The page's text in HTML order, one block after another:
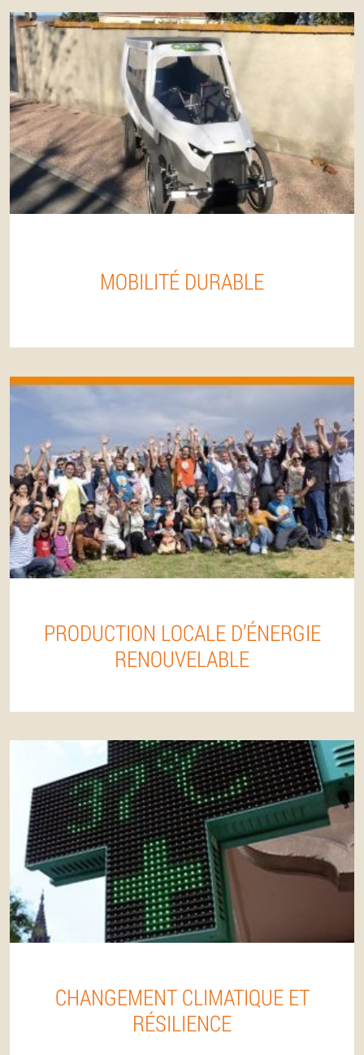
MOBILITÉ DURABLE
PRODUCTION LOCALE D’ÉNERGIE
RENOUVELABLE
CHANGEMENT CLIMATIQUE ET
RÉSILIENCE